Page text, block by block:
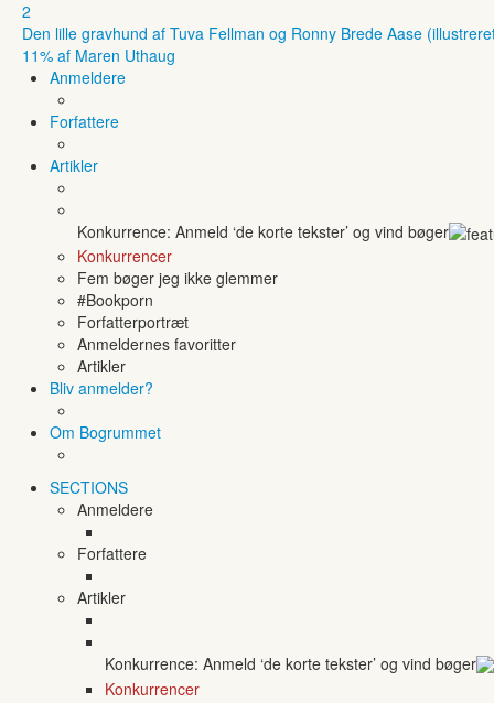
2
Den lille gravhund af Tuva Fellman og Ronny Brede Aase
11% af Maren Uthaug
Anmeldere
Forfattere
Artikler
Konkurrence: Anmeld ‘de korte tekster’ og vind bøger
Konkurrencer
Fem bøger jeg ikke glemmer
#Bookporn
Forfatterportræt
Anmeldernes favoritter
Artikler
Bliv anmelder?
Om Bogrummet
SECTIONS
Anmeldere
Forfattere
Artikler
Konkurrence: Anmeld ‘de korte tekster’ og vind bøger
Konkurrencer